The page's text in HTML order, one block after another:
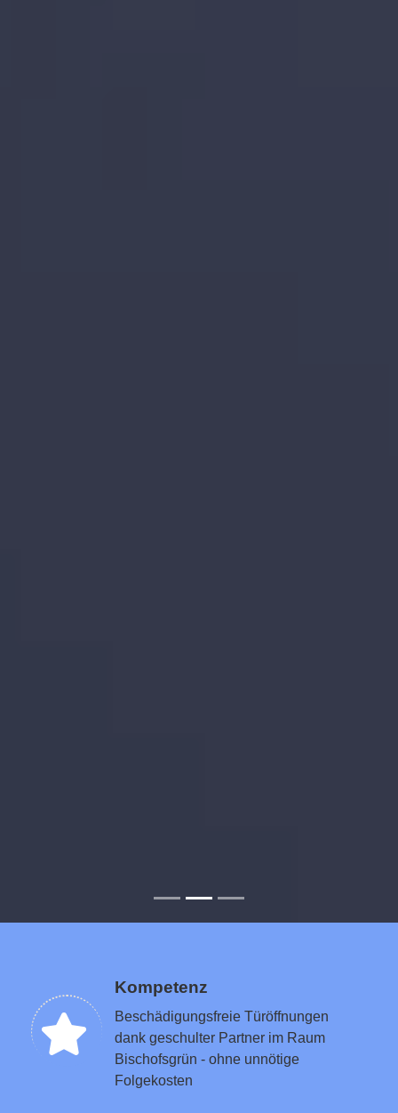
Kompetenz
Beschädigungsfreie Türöffnungen
dank geschulter Partner im Raum
Bischofsgrün - ohne unnötige
Folgekosten